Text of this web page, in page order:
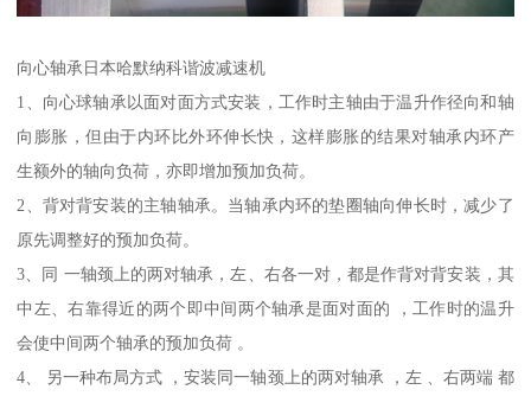
向心轴承日本哈默纳科谐波减速机
1、向心球轴承以面对面方式安装，工作时主轴由于温升作径向和轴
向膨胀，但由于内环比外环伸长快，这样膨胀的结果对轴承内环产
生额外的轴向负荷，亦即增加预加负荷。
2、背对背安装的主轴轴承。当轴承内环的垫圈轴向伸长时，减少了
原先调整好的预加负荷。
3、同 一轴颈上的两对轴承，左、右各一对，都是作背对背安装，其
中左、右靠得近的两个即中间两个轴承是面对面的 ，工作时的温升
会使中间两个轴承的预加负荷 。
4、 另一种布局方式 ，安装同一轴颈上的两对轴承 ，左 、右两端 都